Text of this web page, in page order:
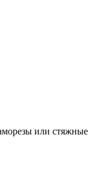
или стяжные